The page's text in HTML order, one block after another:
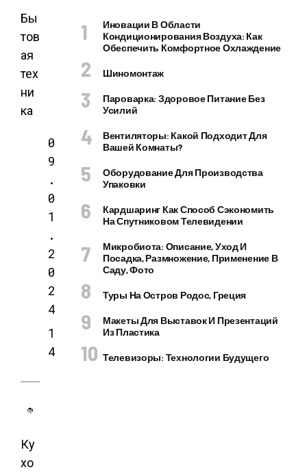
Бы
тов
ая
тех
ни
ка
0
9
.
0
1
.
2
0
2
4
1
4
Ку
хо
Иновации В Области
Кондиционирования Воздуха: Как
Обеспечить Комфортное Охлаждение
Шиномонтаж
Пароварка: Здоровое Питание Без
Усилий
Вентиляторы: Какой Подходит Для
Вашей Комнаты?
Оборудование Для Производства
Упаковки
Кардшаринг Как Способ Сэкономить
На Спутниковом Телевидении
Микробиота: Описание, Уход И
Посадка, Размножение, Применение В
Саду, Фото
Туры На Остров Родос, Греция
Макеты Для Выставок И Презентаций
Из Пластика
Телевизоры: Технологии Будущего